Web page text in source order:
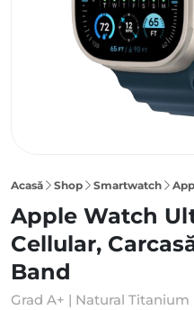
Acasă Shop Smartwatch Apple
Apple Watch
Cellular,
Band
Grad A+ | Natural Titanium